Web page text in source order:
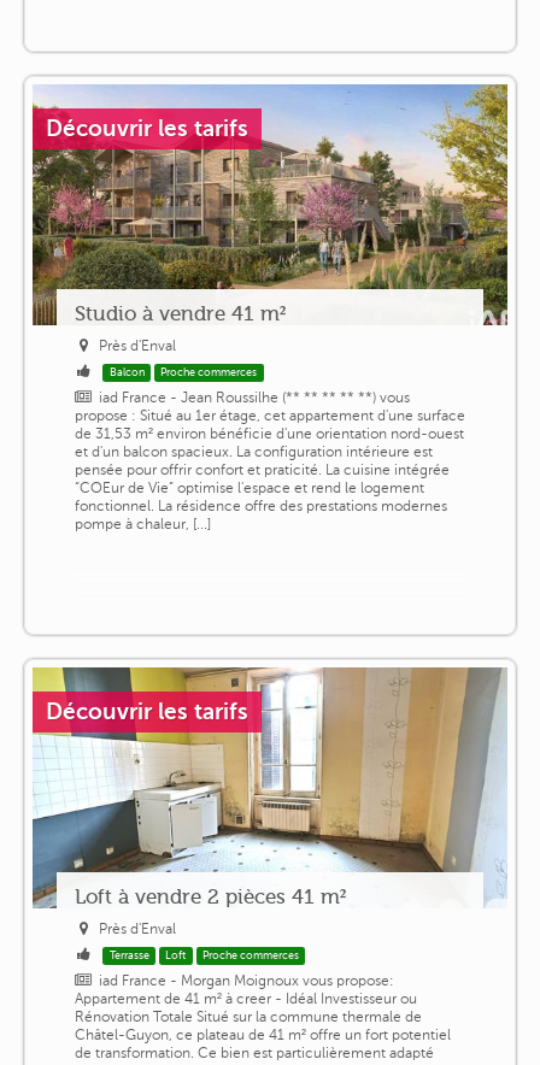
Découvrir les tarifs
Studio à vendre 41 m²
Près d'Enval
Balcon Proche commerces
iad France - Jean Roussilhe (** ** ** ** **) vous
propose : Situé au 1er étage, cet appartement d'une surface
de 31,53 m² environ bénéficie d'une orientation nord-ouest
et d'un balcon spacieux. La configuration intérieure est
pensée pour offrir confort et praticité. La cuisine intégrée
“COEur de Vie” optimise l'espace et rend le logement
fonctionnel. La résidence offre des prestations modernes
pompe à chaleur, [...]
Découvrir les tarifs
Loft à vendre 2 pièces 41 m²
Près d'Enval
Terrasse Loft Proche commerces
iad France - Morgan Moignoux vous propose:
Appartement de 41 m² à creer - Idéal Investisseur ou
Rénovation Totale Situé sur la commune thermale de
Châtel-Guyon, ce plateau de 41 m² offre un fort potentiel
de transformation. Ce bien est particulièrement adapté